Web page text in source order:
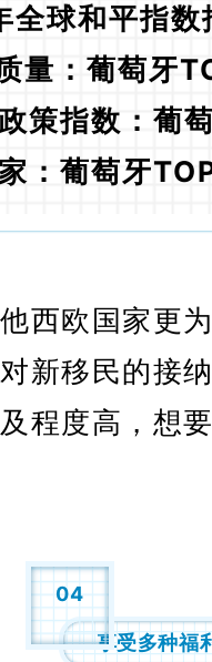
球和平指数
量：葡萄牙
策指数：葡
：葡萄牙
西欧国家更
新移民的接
程度高，想
04
享受多种福